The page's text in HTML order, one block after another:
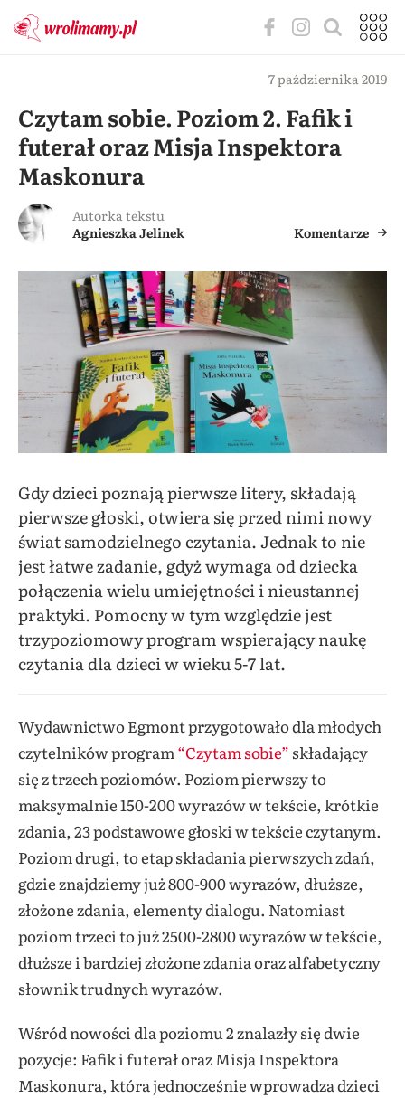
7 października 2019
Czytam sobie. Poziom 2. Fafik i
futerał oraz Misja Inspektora
Maskonura
Autorka tekstu
Agnieszka Jelinek
Komentarze
Gdy dzieci poznają pierwsze litery, składają
pierwsze głoski, otwiera się przed nimi nowy
świat samodzielnego czytania. Jednak to nie
jest łatwe zadanie, gdyż wymaga od dziecka
połączenia wielu umiejętności i nieustannej
praktyki. Pomocny w tym względzie jest
trzypoziomowy program wspierający naukę
czytania dla dzieci w wieku 5-7 lat.
Wydawnictwo Egmont przygotowało dla młodych
czytelników program “Czytam sobie” składający
się z trzech poziomów. Poziom pierwszy to
maksymalnie 150-200 wyrazów w tekście, krótkie
zdania, 23 podstawowe głoski w tekście czytanym.
Poziom drugi, to etap składania pierwszych zdań,
gdzie znajdziemy już 800-900 wyrazów, dłuższe,
złożone zdania, elementy dialogu. Natomiast
poziom trzeci to już 2500-2800 wyrazów w tekście,
dłuższe i bardziej złożone zdania oraz alfabetyczny
słownik trudnych wyrazów.
Wśród nowości dla poziomu 2 znalazły się dwie
pozycje: Fafik i futerał oraz Misja Inspektora
Maskonura, która jednocześnie wprowadza dzieci